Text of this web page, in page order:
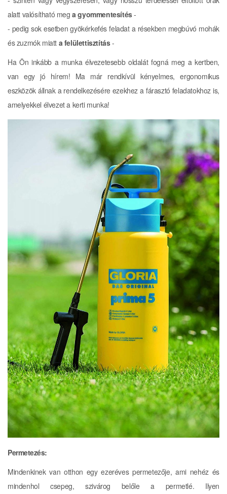
alatt valósítható mega gyommentesítés-
- pedig sok esetben gyökérkefés feladat a résekben megbúvó mohák
és zuzmók miatt a felülettisztítás-
Ha Ön inkább a munka élvezetesebb oldalát fogná meg a kertben,
van egy jó hírem! Ma már rendkívül kényelmes, ergonomikus
eszközök állnak a rendelkezésére ezekhez a fárasztó feladatokhoz is,
amelyekkel élvezet a kerti munka!
Permetezés:
Mindenkinek van otthon egy ezeréves permetezője, ami nehéz és
mindenhol csepeg, szivárog belőle a permetlé. Ilyen